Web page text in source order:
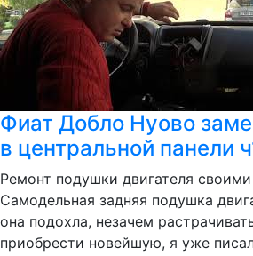
Фиат Добло Нуово
в центральной панели
Ремонт подушки двигателя
Самодельная задняя подушка
она подохла, незачем
приобрести новейшую, я уже